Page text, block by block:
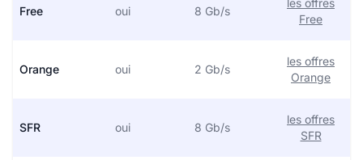
Free oui 8 Gb/s
les offres
Free
Orange oui 2 Gb/s
les offres
Orange
SFR oui 8 Gb/s
les offres
SFR